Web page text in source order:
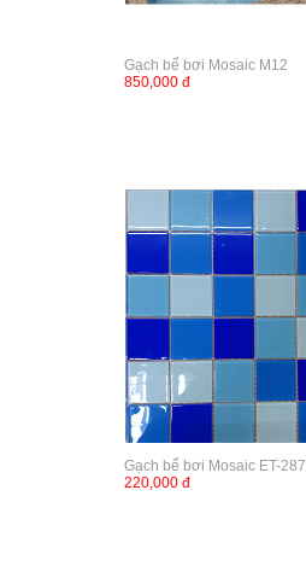
Gạch bể bơi Mosaic M12
850,000 đ
Gạch bể bơi Mosaic ET-287
220,000 đ